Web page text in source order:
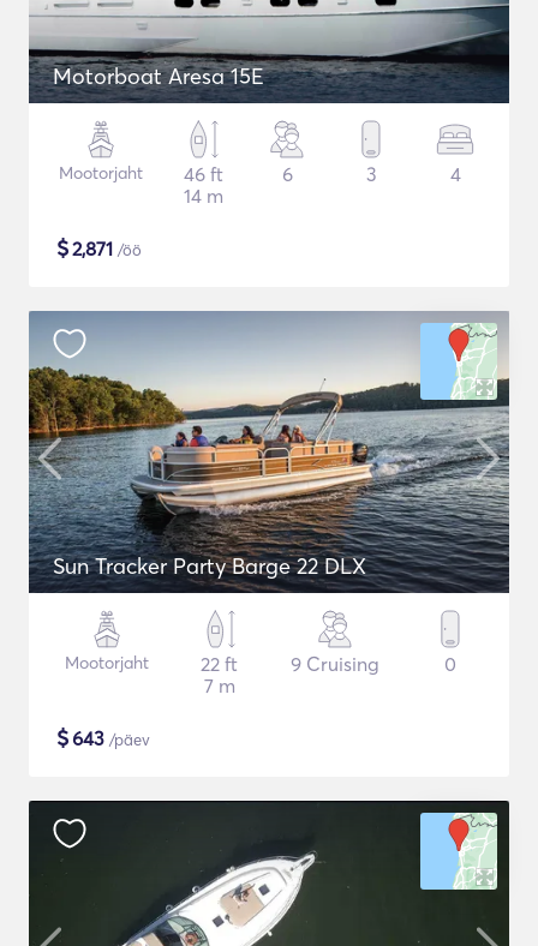
Motorboat Aresa 15E
Mootorjaht
46 ft
14 m
6 3 4
$2,871 /öö
Sun Tracker Party Barge 22 DLX
Mootorjaht
22 ft
7 m
9 Cruising 0
$643 /päev